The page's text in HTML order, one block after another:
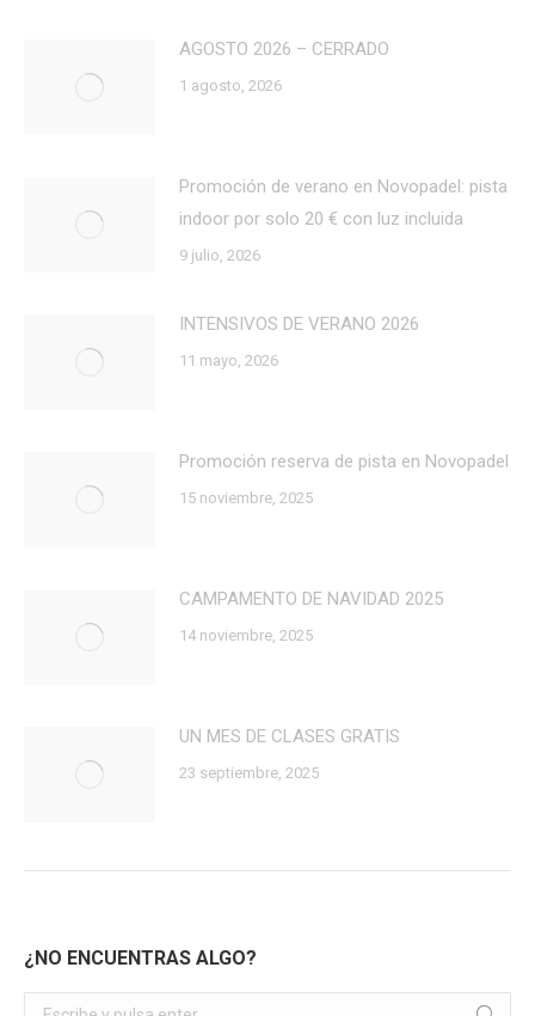
AGOSTO 2026 – CERRADO
1 agosto, 2026
Promoción de verano en Novopadel: pista
indoor por solo 20 € con luz incluida
9 julio, 2026
INTENSIVOS DE VERANO 2026
11 mayo, 2026
Promoción reserva de pista en Novopadel
15 noviembre, 2025
CAMPAMENTO DE NAVIDAD 2025
14 noviembre, 2025
UN MES DE CLASES GRATIS
23 septiembre, 2025
¿NO ENCUENTRAS ALGO?
Buscar: